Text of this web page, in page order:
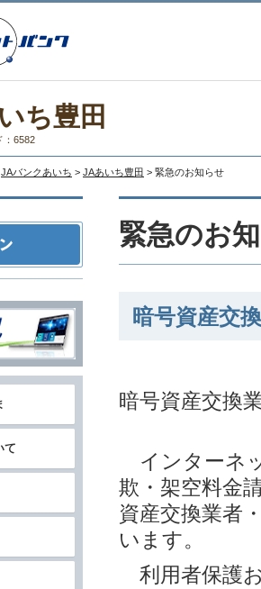
ち豊田
：6582
JAバンクあいち > JAあいち豊田 > 緊急のお知らせ
緊急のお
暗号資産交
暗号資産交換
インターネ
欺・架空料金
資産交換業者
います。
利用者保護
て